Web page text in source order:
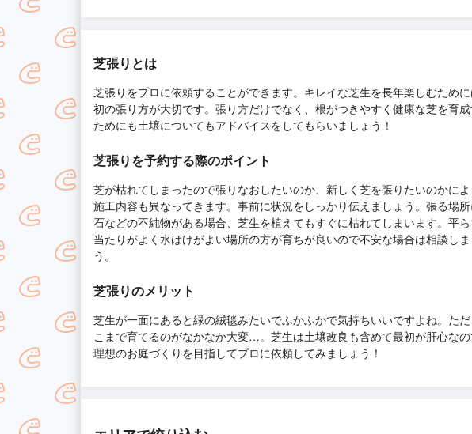
芝張りとは
芝張りをプロに依頼することができます。キレイな芝生を長年楽しむため
初の張り方が大切です。張り方だけでなく、根がつきやすく健康な芝を育
ためにも土壌についてもアドバイスをしてもらいましょう！
芝張りを予約する際のポイント
芝が枯れてしまったので張りなおしたいのか、新しく芝を張りたいのかに
施工内容も異なってきます。事前に状況をしっかり伝えましょう。張る場
石などの不純物がある場合、芝生を植えてもすぐに枯れてしまいます。平
当たりがよく水はけがよい場所の方が育ちが良いので不安な場合は相談し
う。
芝張りのメリット
芝生が一面にあると緑の絨毯みたいでふかふかで気持ちいいですよね。た
こまで育てるのがなかなか大変…。芝生は土壌改良も含めて最初が肝心な
理想のお庭づくりを目指してプロに依頼してみましょう！